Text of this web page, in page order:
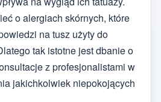
o alergiach skórnych, które
na tusz użyty do
tak istotne jest dbanie o
z profesjonalistami w
jakichkolwiek niepokojących